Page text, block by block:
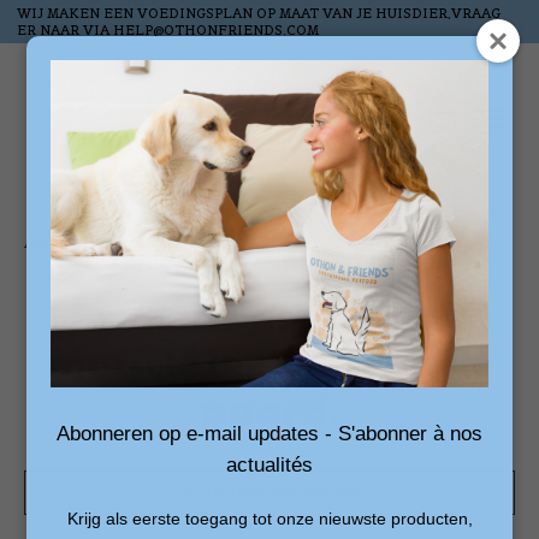
WIJ MAKEN EEN VOEDINGSPLAN OP MAAT VAN JE HUISDIER,VRAAG
ER NAAR VIA HELP@OTHONFRIENDS.COM
Liste de
Accueil / Mots-clés / lekkers voor je paard.
Produits associés au
mot-clé lekkers voor je
Abonneren op e-mail updates - S'abonner à nos
actualités
Krijg als eerste toegang tot onze nieuwste producten,